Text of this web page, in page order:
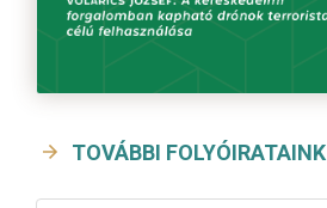
TOVÁBBI FOLYÓIRATAINK